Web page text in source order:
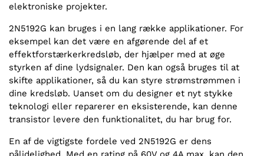
elektroniske projekter.
2N5192G kan bruges i en lang række applikationer. For
eksempel kan det være en afgørende del af et
effektforstærkerkredsløb, der hjælper med at øge
styrken af dine lydsignaler. Den kan også bruges til at
skifte applikationer, så du kan styre strømstrømmen i
dine kredsløb. Uanset om du designer et nyt stykke
teknologi eller reparerer en eksisterende, kan denne
transistor levere den funktionalitet, du har brug for.
En af de vigtigste fordele ved 2N5192G er dens